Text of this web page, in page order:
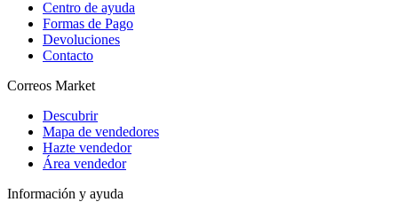
Centro de ayuda
Formas de Pago
Devoluciones
Contacto
Correos Market
Descubrir
Mapa de vendedores
Hazte vendedor
Área vendedor
Información y ayuda